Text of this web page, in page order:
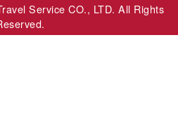
Service CO., LTD. All Rights